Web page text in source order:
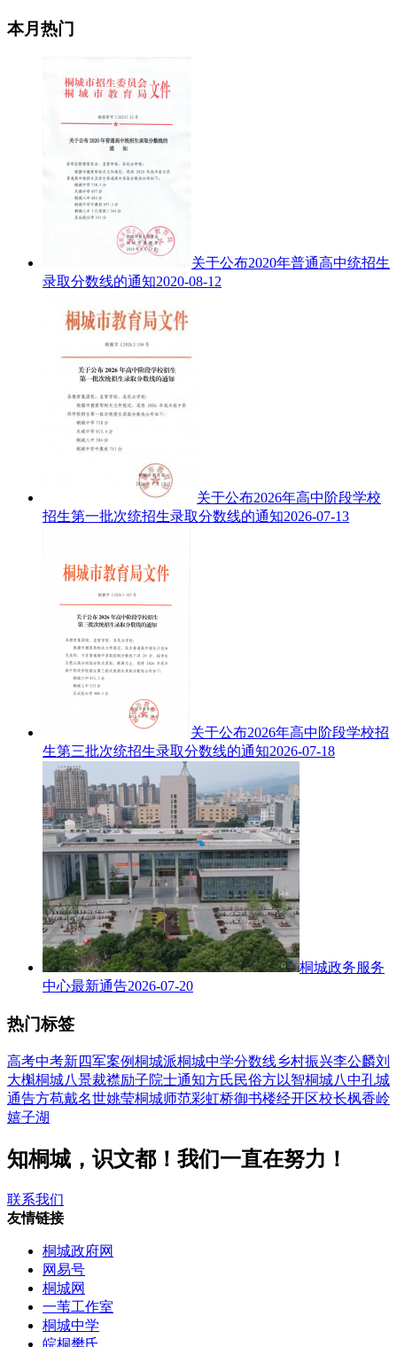
本月热门
关于公布2020年普通高中统招生
录取分数线的通知2020-08-12
关于公布2026年高中阶段学校
招生第一批次统招生录取分数线的通知2026-07-13
关于公布2026年高中阶段学校招
生第三批次统招生录取分数线的通知2026-07-18
桐城政务服务
中心最新通告2026-07-20
热门标签
高考中考新四军案例桐城派桐城中学分数线乡村振兴李公麟刘
大櫆桐城八景裁襟励子院士通知方氏民俗方以智桐城八中孔城
通告方苞戴名世姚莹桐城师范彩虹桥御书楼经开区校长枫香岭
嬉子湖
知桐城，识文都！我们一直在努力！
联系我们
友情链接
桐城政府网
网易号
桐城网
一苇工作室
桐城中学
皖桐樊氏